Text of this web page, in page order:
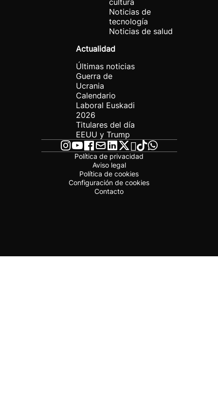
cultura
Noticias de
tecnología
Noticias de salud
Actualidad
Últimas noticias
Guerra de
Ucrania
Calendario
Laboral Euskadi
2026
Titulares del día
EEUU y Trump
Política de privacidad
Aviso legal
Política de cookies
Configuración de cookies
Contacto